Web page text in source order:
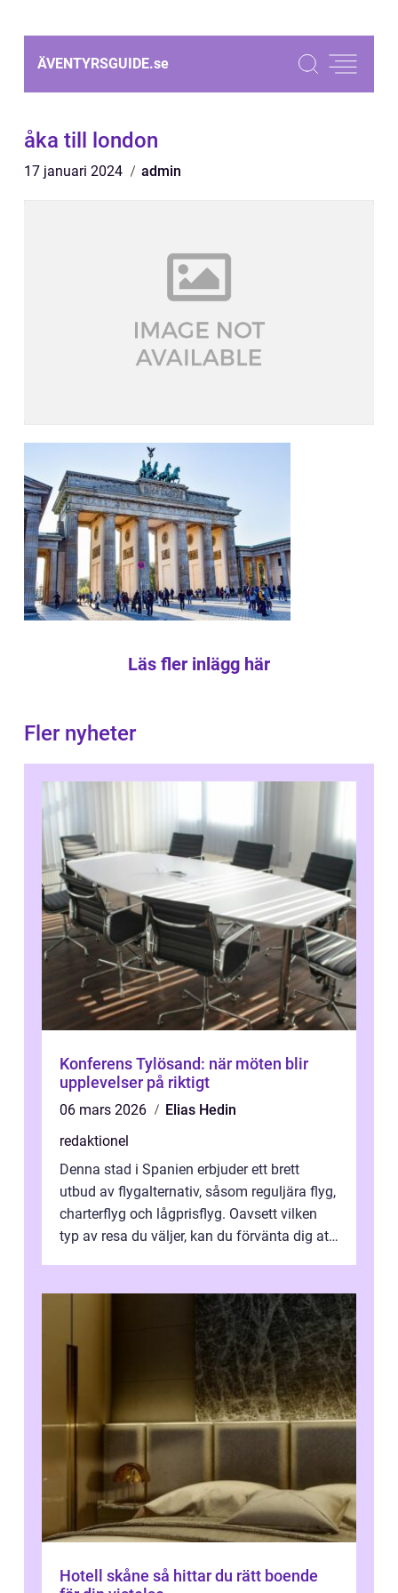
ÄVENTYRSGUIDE.se
åka till london
17 januari 2024 admin
Läs fler inlägg här
Fler nyheter
Konferens Tylösand: när möten blir
upplevelser på riktigt
06 mars 2026
Elias Hedin
redaktionel
Denna stad i Spanien erbjuder ett brett
utbud av flygalternativ, såsom reguljära flyg,
charterflyg och lågprisflyg. Oavsett vilken
typ av resa du väljer, kan du förvänta dig att
Hotell skåne så hittar du rätt boende